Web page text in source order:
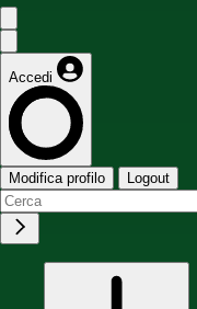
Accedi
Modifica profilo Logout